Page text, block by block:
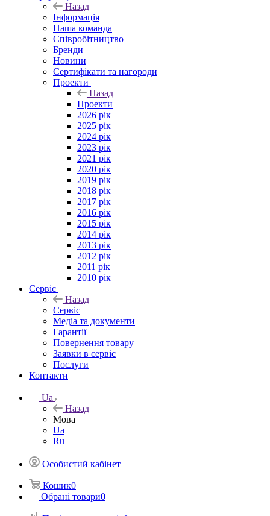
Назад
Інформація
Наша команда
Співробітництво
Бренди
Новини
Сертифікати та нагороди
Проекти
Назад
Проекти
2026 рік
2025 рік
2024 рік
2023 рік
2021 рік
2020 рік
2019 рік
2018 рік
2017 рік
2016 рік
2015 рік
2014 рік
2013 рік
2012 рік
2011 рік
2010 рік
Сервіс
Назад
Сервіс
Медіа та документи
Гарантії
Повернення товару
Заявки в сервіс
Послуги
Контакти
Ua
Назад
Мова
Ua
Ru
Особистий кабінет
Кошик0
Обрані товари0